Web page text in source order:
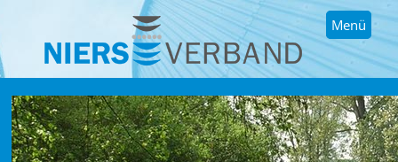
Menü